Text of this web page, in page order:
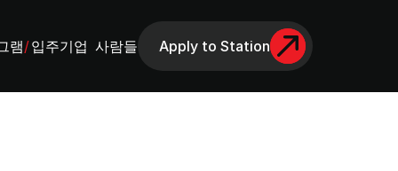
램/입주기업 사람들 Apply to Station